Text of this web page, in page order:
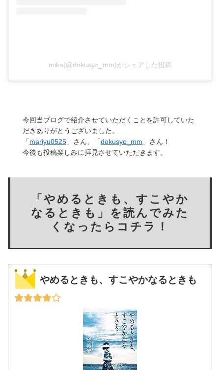
mika(@dokusyo_mm)がシェアした投稿
今回当ブログで紹介させていただくことを許可していた
だきありがとうございました。
「mariyu0525 」さん、「dokusyo_mm 」さん！
今後も投稿楽しみに拝見させていただきます。
「やめるときも、すこやか
なるときも」を読んでみた
くなったらコチラ！
やめるときも、すこやかなるときも